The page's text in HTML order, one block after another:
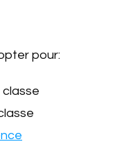
pour:
classe